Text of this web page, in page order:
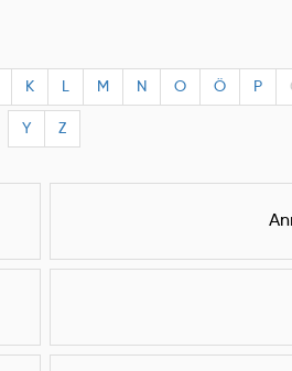
K L M N O Ö P
Y Z